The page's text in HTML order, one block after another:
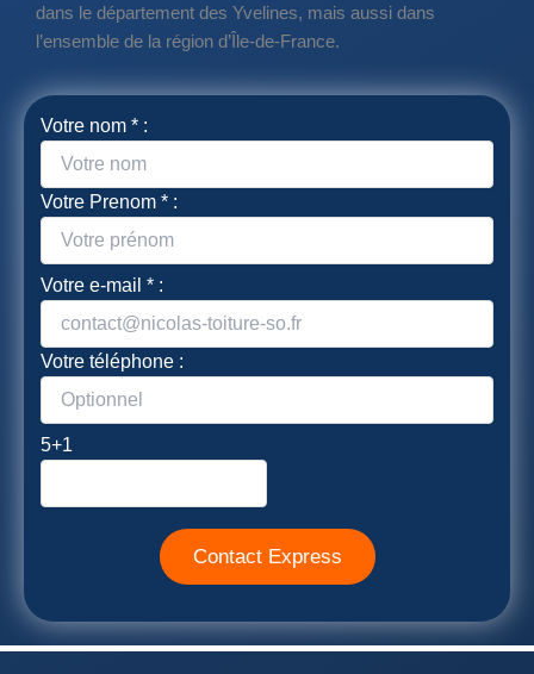
dans le département des Yvelines, mais aussi dans
l’ensemble de la région d’Île-de-France.
Votre nom * :
Votre Prenom * :
Votre e-mail * :
Votre téléphone :
5+1